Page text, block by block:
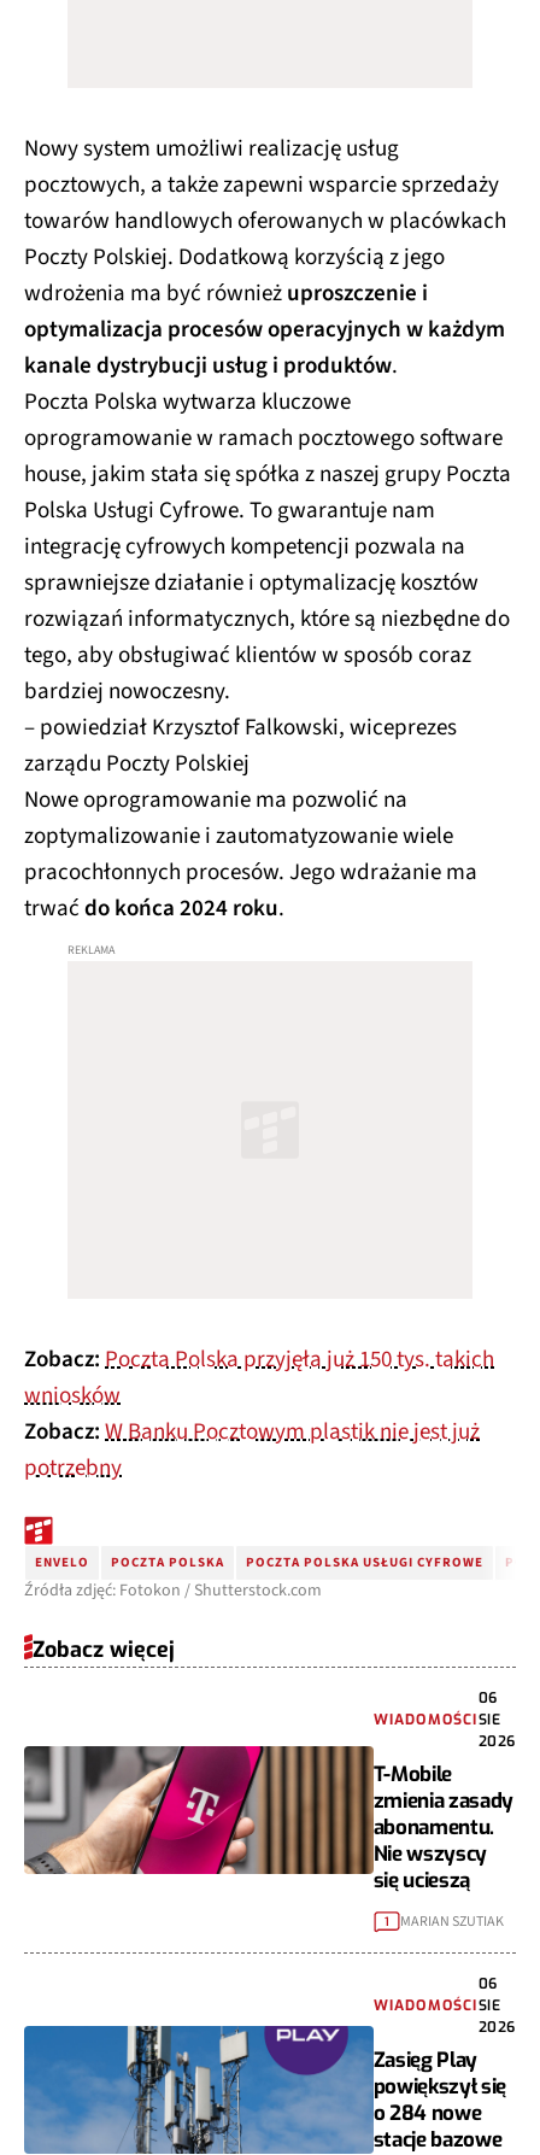
Nowy system umożliwi realizację usług
pocztowych, a także zapewni wsparcie sprzedaży
towarów handlowych oferowanych w placówkach
Poczty Polskiej. Dodatkową korzyścią z jego
wdrożenia ma być równieżuproszczenie i
optymalizacja procesów operacyjnych w każdym
kanale dystrybucji usług i produktów.
Poczta Polska wytwarza kluczowe
oprogramowanie w ramach pocztowego software
house, jakim stała się spółka z naszej grupy Poczta
Polska Usługi Cyfrowe. To gwarantuje nam
integrację cyfrowych kompetencji pozwala na
sprawniejsze działanie i optymalizację kosztów
rozwiązań informatycznych, które są niezbędne do
tego, aby obsługiwać klientów w sposób coraz
bardziej nowoczesny.
– powiedział Krzysztof Falkowski, wiceprezes
zarządu Poczty Polskiej
Nowe oprogramowanie ma pozwolić na
zoptymalizowanie i zautomatyzowanie wiele
pracochłonnych procesów. Jego wdrażanie ma
trwaćdo końca 2024 roku.
Zobacz:Poczta Polska przyjęła już 150 tys. takich
wniosków
Zobacz:W Banku Pocztowym plastik nie jest już
potrzebny
ENVELO POCZTA POLSKA POCZTA POLSKA USŁUGI CYFROWE
Źródła zdjęć: Fotokon / Shutterstock.com
Zobacz więcej
WIADOMOŚCI
06
SIE
2026
T-Mobile
zmienia zasady
abonamentu.
Nie wszyscy
się ucieszą
1 MARIAN SZUTIAK
WIADOMOŚCI
06
SIE
2026
Zasięg Play
powiększył się
o 284 nowe
stacje bazowe